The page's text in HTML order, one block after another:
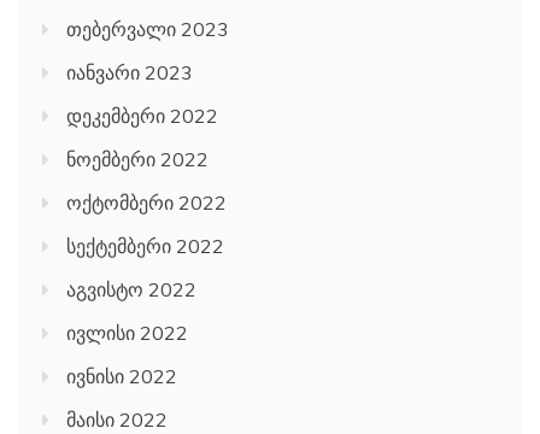
თებერვალი 2023
იანვარი 2023
დეკემბერი 2022
ნოემბერი 2022
ოქტომბერი 2022
სექტემბერი 2022
აგვისტო 2022
ივლისი 2022
ივნისი 2022
მაისი 2022